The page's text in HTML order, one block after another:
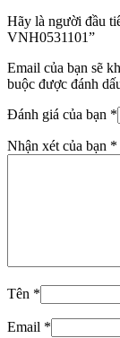
Hãy là người đầu
VNH0531101”
Email của bạn sẽ
buộc được đánh
Đánh giá của bạn *
Nhận xét của bạn *
Tên *
Email *